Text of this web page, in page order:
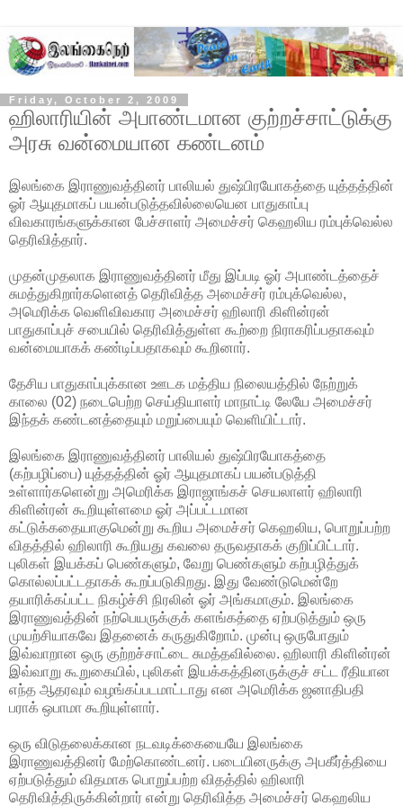
Friday, October 2, 2009
ஹிலாரியின் அபாண்டமான குற்றச்சாட்டுக்கு
அரசு வன்மையான கண்டனம்
இலங்கை இராணுவத்தினர் பாலியல் துஷ்பிரயோகத்தை யுத்தத்தின்
ஓர் ஆயுதமாகப் பயன்படுத்தவில்லையென பாதுகாப்பு
விவகாரங்களுக்கான பேச்சாளர் அமைச்சர் கெஹலிய ரம்புக்வெல்ல
தெரிவித்தார்.
முதன்முதலாக இராணுவத்தினர் மீது இப்படி ஓர் அபாண்டத்தைச்
சுமத்துகிறார்களெனத் தெரிவித்த அமைச்சர் ரம்புக்வெல்ல,
அமெரிக்க வெளிவிவகார அமைச்சர் ஹிலாரி கிளின்ரன்
பாதுகாப்புச் சபையில் தெரிவித்துள்ள கூற்றை நிராகரிப்பதாகவும்
வன்மையாகக் கண்டிப்பதாகவும் கூறினார்.
தேசிய பாதுகாப்புக்கான ஊடக மத்திய நிலையத்தில் நேற்றுக்
காலை (02) நடைபெற்ற செய்தியாளர் மாநாட்டி லேயே அமைச்சர்
இந்தக் கண்டனத்தையும் மறுப்பையும் வெளியிட்டார்.
இலங்கை இராணுவத்தினர் பாலியல் துஷ்பிரயோகத்தை
(கற்பழிப்பை) யுத்தத்தின் ஓர் ஆயுதமாகப் பயன்படுத்தி
உள்ளார்களென்று அமெரிக்க இராஜாங்கச் செயலாளர் ஹிலாரி
கிளின்ரன் கூறியுள்ளமை ஓர் அப்பட்டமான
கட்டுக்கதையாகுமென்று கூறிய அமைச்சர் கெஹலிய, பொறுப்பற்ற
விதத்தில் ஹிலாரி கூறியது கவலை தருவதாகக் குறிப்பிட்டார்.
புலிகள் இயக்கப் பெண்களும், வேறு பெண்களும் கற்பழித்துக்
கொல்லப்பட்டதாகக் கூறப்படுகிறது. இது வேண்டுமென்றே
தயாரிக்கப்பட்ட நிகழ்ச்சி நிரலின் ஓர் அங்கமாகும். இலங்கை
இராணுவத்தின் நற்பெயருக்குக் களங்கத்தை ஏற்படுத்தும் ஒரு
முயற்சியாகவே இதனைக் கருதுகிறோம். முன்பு ஒருபோதும்
இவ்வாறான ஒரு குற்றச்சாட்டை சுமத்தவில்லை. ஹிலாரி கிளின்ரன்
இவ்வாறு கூறுகையில், புலிகள் இயக்கத்தினருக்குச் சட்ட ரீதியான
எந்த ஆதரவும் வழங்கப்படமாட்டாது என அமெரிக்க ஜனாதிபதி
பராக் ஒபாமா கூறியுள்ளார்.
ஒரு விடுதலைக்கான நடவடிக்கையையே இலங்கை
இராணுவத்தினர் மேற்கொண்டனர். படையினருக்கு அபகீர்த்தியை
ஏற்படுத்தும் விதமாக பொறுப்பற்ற விதத்தில் ஹிலாரி
தெரிவித்திருக்கின்றார் என்று தெரிவித்த அமைச்சர் கெஹலிய